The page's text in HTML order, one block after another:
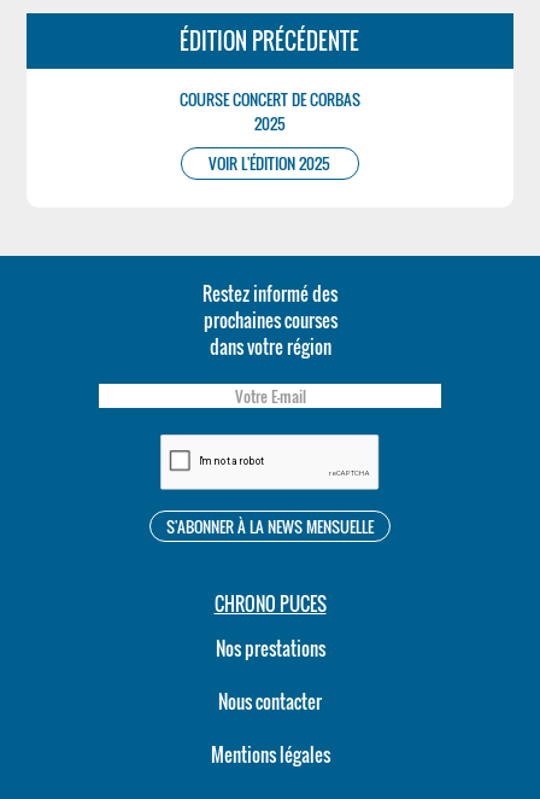
ÉDITION PRÉCÉDENTE
COURSE CONCERT DE CORBAS
2025
VOIR L'ÉDITION 2025
Restez informé des
prochaines courses
dans votre région
CHRONO PUCES
Nos prestations
Nous contacter
Mentions légales